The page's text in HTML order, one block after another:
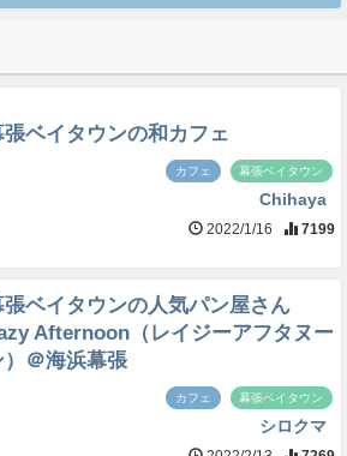
張ベイタウンの和カフェ
カフェ 幕張ベイタウン
Chihaya
2022/1/16 7199
張ベイタウンの人気パン屋さん
Afternoon（レイジーアフタヌー
）＠海浜幕張
カフェ 幕張ベイタウン
シロクマ